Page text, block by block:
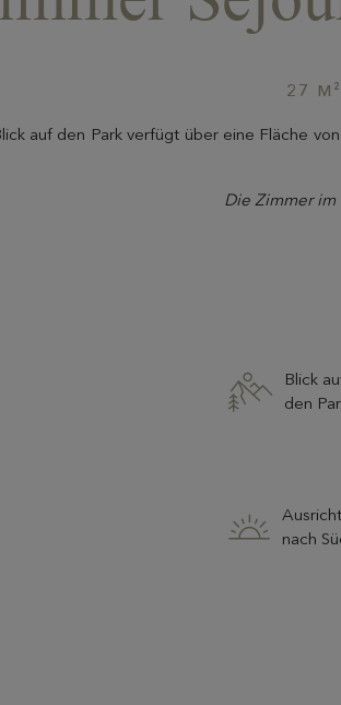
27
auf den Park verfügt über eine Fläche
Die Zimmer
Blick
den
nach